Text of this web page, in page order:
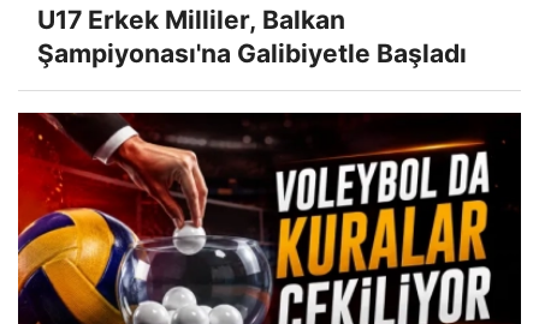
U17 Erkek Milliler, Balkan
Şampiyonası'na Galibiyetle Başladı